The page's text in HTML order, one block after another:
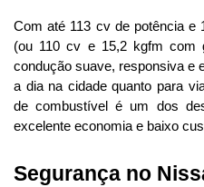
Com até 113 cv de potência e
(ou 110 cv e 15,2 kgfm com
condução suave, responsiva e
a dia na cidade quanto para
de combustível é um dos
excelente economia e baixo
Segurança no